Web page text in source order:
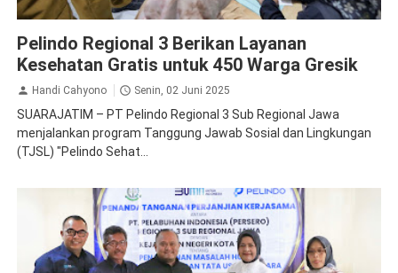
Pelindo Regional 3 Berikan Layanan
Kesehatan Gratis untuk 450 Warga Gresik
Handi Cahyono Senin, 02 Juni 2025
SUARAJATIM – PT Pelindo Regional 3 Sub Regional Jawa
menjalankan program Tanggung Jawab Sosial dan Lingkungan
(TJSL) "Pelindo Sehat...